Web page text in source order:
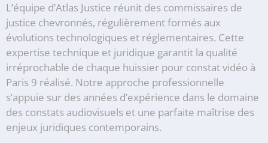
L’équipe d’Atlas Justice réunit des commissaires de
justice chevronnés, régulièrement formés aux
évolutions technologiques et réglementaires. Cette
expertise technique et juridique garantit la qualité
irréprochable de chaque huissier pour constat vidéo à
Paris 9 réalisé. Notre approche professionnelle
s’appuie sur des années d’expérience dans le domaine
des constats audiovisuels et une parfaite maîtrise des
enjeux juridiques contemporains.